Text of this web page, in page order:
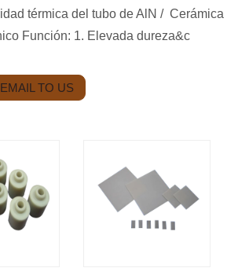
térmica del tubo de AlN / Cerámica
Función: 1. Elevada dureza&c
TO US